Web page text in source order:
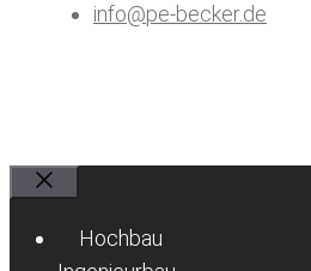
info@pe-becker.de
Hochbau